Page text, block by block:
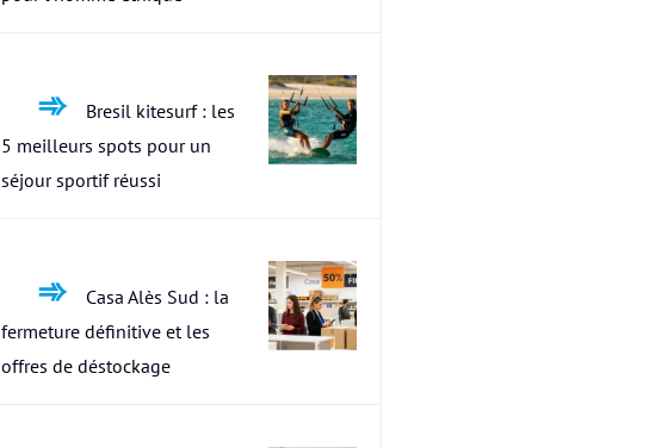
Bresil kitesurf : les
5 meilleurs spots pour un
séjour sportif réussi
Casa Alès Sud : la
fermeture définitive et les
offres de déstockage